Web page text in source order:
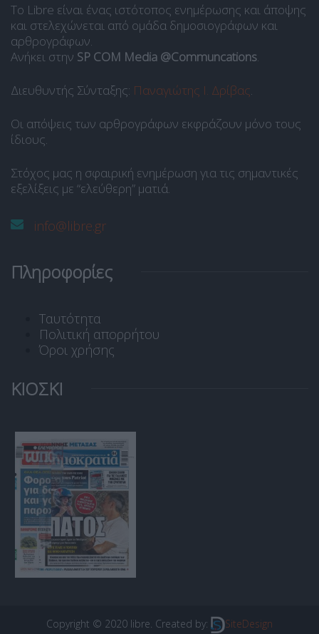
Το Libre είναι ένας ιστότοπος ενημέρωσης και άποψης
και στελεχώνεται από ομάδα δημοσιογράφων και
αρθρογράφων.
Ανήκει στην SP COM Media @Communcations.
Διευθυντής Σύνταξης: Παναγιώτης Ι. Δρίβας.
Οι απόψεις των αρθρογράφων εκφράζουν μόνο τους
ίδιους.
Στόχος μας η σφαιρική ενημέρωση για τις σημαντικές
εξελίξεις με “ελεύθερη” ματιά.
info@libre.gr
Πληροφορίες
Ταυτότητα
Πολιτική απορρήτου
Όροι χρήσης
ΚΙΟΣΚΙ
Copyright © 2020 libre. Created by: SiteDesign